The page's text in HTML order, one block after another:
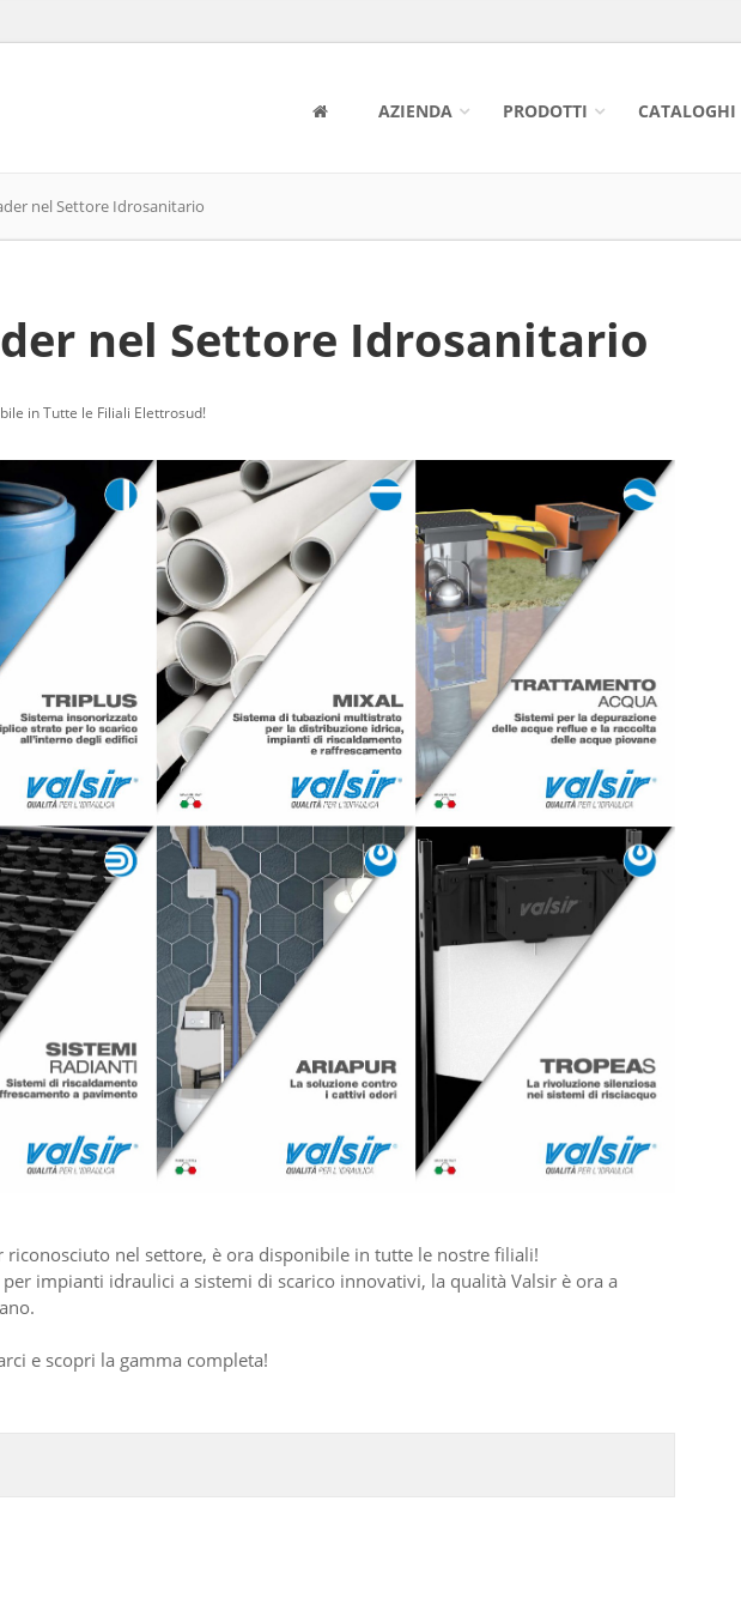
AZIENDA PRODOTTI CATALOGHI
nel Settore Idrosanitario
nel Settore Idrosanitario
in Tutte le Filiali Elettrosud!
riconosciuto nel settore, è ora disponibile in tutte le nostre filiali!
impianti idraulici a sistemi di scarico innovativi, la qualità Valsir è ora a
e scopri la gamma completa!